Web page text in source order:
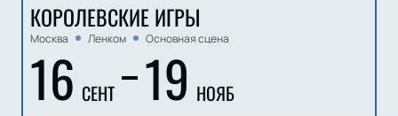
КОРОЛЕВСКИЕ ИГРЫ
Москва Ленком Основная сцена
16 СЕНТ 19 НОЯБ